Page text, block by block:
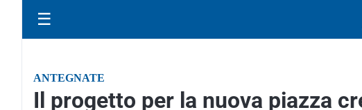
☰
ANTEGNATE
Il progetto per la nuova piazza